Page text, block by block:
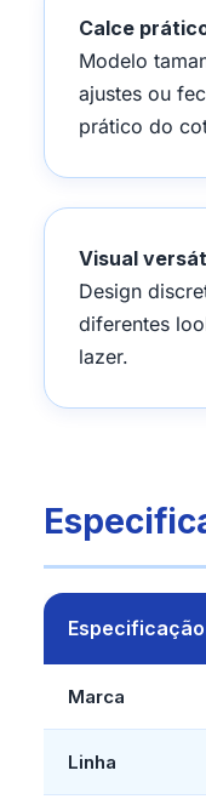
Calce
Modelo
ajustes ou
prático do
Visual
Design
diferentes
lazer.
Especificação
Marca
Linha